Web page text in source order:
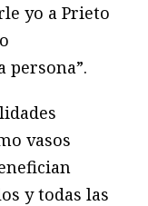
yo a Prieto
persona”.
vasos
y todas las